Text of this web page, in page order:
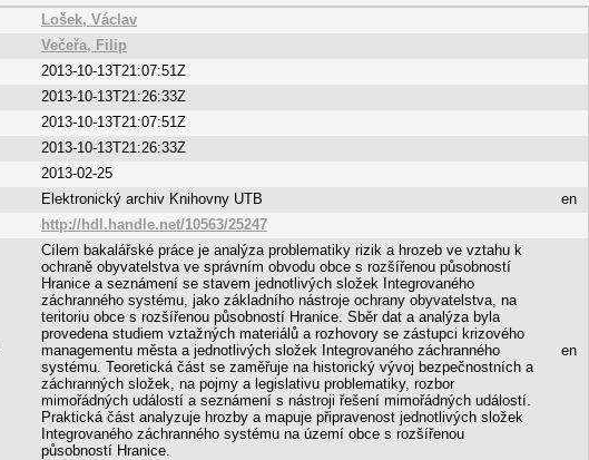
Lošek, Václav
Večeřa, Filip
2013-10-13T21:07:51Z
2013-10-13T21:26:33Z
2013-10-13T21:07:51Z
2013-10-13T21:26:33Z
2013-02-25
Elektronický archiv Knihovny UTB
en
http://hdl.handle.net/10563/25247
Cílem bakalářské práce je analýza problematiky rizik a hrozeb ve vztahu k
ochraně obyvatelstva ve správním obvodu obce s rozšířenou působností
Hranice a seznámení se stavem jednotlivých složek Integrovaného
záchranného systému, jako základního nástroje ochrany obyvatelstva, na
teritoriu obce s rozšířenou působností Hranice. Sběr dat a analýza byla
provedena studiem vztažných materiálů a rozhovory se zástupci krizového
managementu města a jednotlivých složek Integrovaného záchranného
systému. Teoretická část se zaměřuje na historický vývoj bezpečnostních a
záchranných složek, na pojmy a legislativu problematiky, rozbor
mimořádných událostí a seznámení s nástroji řešení mimořádných událostí.
Praktická část analyzuje hrozby a mapuje připravenost jednotlivých složek
Integrovaného záchranného systému na území obce s rozšířenou
působností Hranice.
en